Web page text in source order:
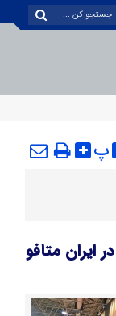
پ
ایران متافو